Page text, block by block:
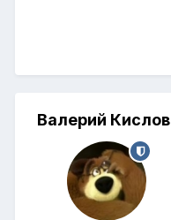
Валерий Кислов